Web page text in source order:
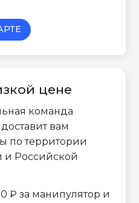
цене
команда
вам
по территории
и Российской
₽ за манипулятор и